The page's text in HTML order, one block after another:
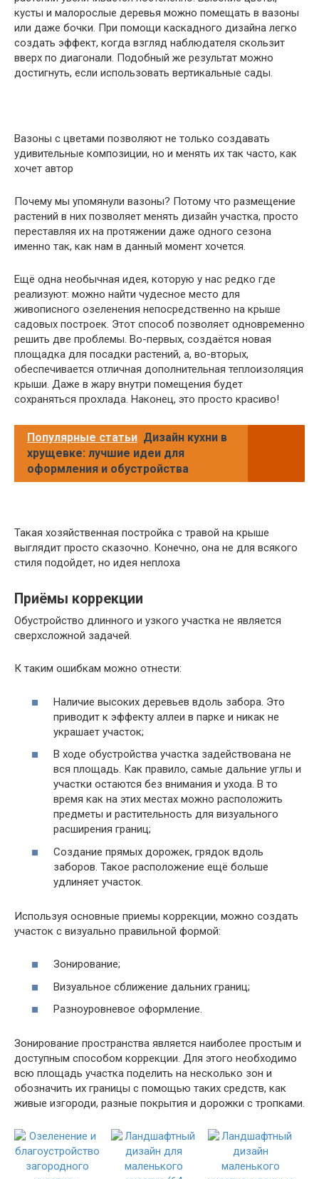
кусты и малорослые деревья можно помещать в вазоны
или даже бочки. При помощи каскадного дизайна легко
создать эффект, когда взгляд наблюдателя скользит
вверх по диагонали. Подобный же результат можно
достигнуть, если использовать вертикальные сады.
Вазоны с цветами позволяют не только создавать
удивительные композиции, но и менять их так часто, как
хочет автор
Почему мы упомянули вазоны? Потому что размещение
растений в них позволяет менять дизайн участка, просто
переставляя их на протяжении даже одного сезона
именно так, как нам в данный момент хочется.
Ещё одна необычная идея, которую у нас редко где
реализуют: можно найти чудесное место для
живописного озеленения непосредственно на крыше
садовых построек. Этот способ позволяет одновременно
решить две проблемы. Во-первых, создаётся новая
площадка для посадки растений, а, во-вторых,
обеспечивается отличная дополнительная теплоизоляция
крыши. Даже в жару внутри помещения будет
сохраняться прохлада. Наконец, это просто красиво!
Популярные статьи Дизайн кухни в
хрущевке: лучшие идеи для
оформления и обустройства
Такая хозяйственная постройка с травой на крыше
выглядит просто сказочно. Конечно, она не для всякого
стиля подойдет, но идея неплоха
Приёмы коррекции
Обустройство длинного и узкого участка не является
сверхсложной задачей.
К таким ошибкам можно отнести:
Наличие высоких деревьев вдоль забора. Это
приводит к эффекту аллеи в парке и никак не
украшает участок;
В ходе обустройства участка задействована не
вся площадь. Как правило, самые дальние углы и
участки остаются без внимания и ухода. В то
время как на этих местах можно расположить
предметы и растительность для визуального
расширения границ;
Создание прямых дорожек, грядок вдоль
заборов. Такое расположение ещё больше
удлиняет участок.
Используя основные приемы коррекции, можно создать
участок с визуально правильной формой:
Зонирование;
Визуальное сближение дальних границ;
Разноуровневое оформление.
Зонирование пространства является наиболее простым и
доступным способом коррекции. Для этого необходимо
всю площадь участка поделить на несколько зон и
обозначить их границы с помощью таких средств, как
живые изгороди, разные покрытия и дорожки с тропками.